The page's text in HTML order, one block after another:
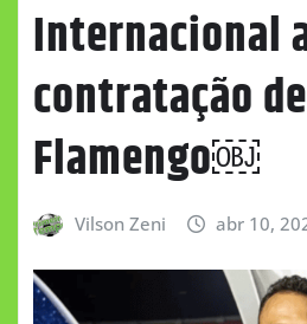
Internacional
contratação
Flamengo￼
Vilson Zeni abr 10,